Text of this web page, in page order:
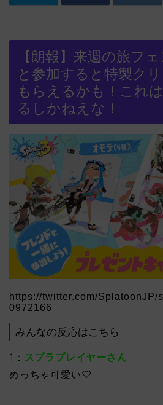
【朗報】来週の旅フ
と参加すると特製ク
もらえるかも！これ
るしかねえな！
https://twitter.com/SplatoonJP/
0972166
みんなの反応はこちら
1： スプラプレイヤーさん
めっちゃ可愛い♡